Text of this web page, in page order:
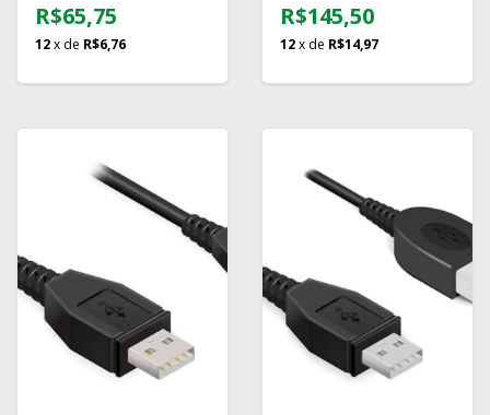
R$65,75
12x de R$6,76
R$145,50
12x de R$14,97